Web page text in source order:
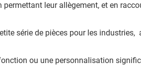
permettant leur allègement, et en
série de pièces pour les industries,
ou une personnalisation